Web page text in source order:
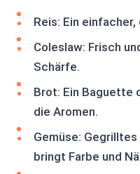
Reis: Ein
Coleslaw: Frisch
Schärfe.
Brot: Ein Baguette
die Aromen.
Gemüse:
bringt Farbe und